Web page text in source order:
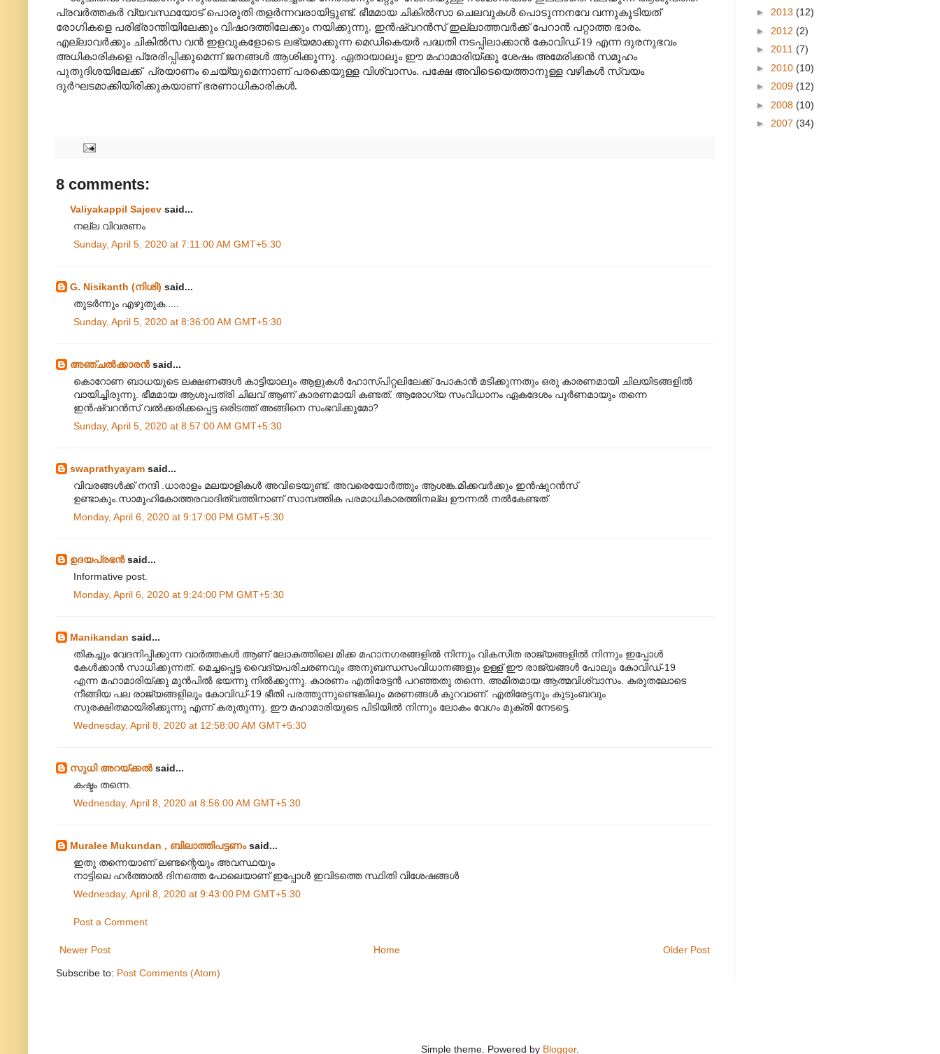
പ്രവർത്തകർ വ്യവസ്ഥയോട് പൊരുതി തളർന്നവരായിട്ടുണ്ട്. ഭീമമായ ചികിൽസാ ചെലവുകൾ പൊടുന്നനവേ വന്നുകൂടിയത്
രോഗികളെ പരിഭ്രാന്തിയിലേക്കും വിഷാദത്തിലേക്കും നയിക്കുന്നു. ഇൻഷ്വറൻസ് ഇല്ലാത്തവർക്ക് പേറാൻ പറ്റാത്ത ഭാരം.
എല്ലാവർക്കും ചികിൽസ വൻ ഇളവുകളോടെ ലഭ്യമാക്കുന്ന മെഡികെയർ പദ്ധതി നടപ്പിലാക്കാൻ കോവിഡ്-19 എന്ന ദുരനുഭവം
അധികാരികളെ പ്രേരിപ്പിക്കുമെന്ന് ജനങ്ങൾ ആശിക്കുന്നു. ഏതായാലും ഈ മഹാമാരിയ്ക്കു ശേഷം അമേരിക്കൻ സമൂഹം
പുതുദിശയിലേക്ക് പ്രയാണം ചെയ്യുമെന്നാണ് പരക്കെയുള്ള വിശ്വാസം. പക്ഷേ അവിടെയെത്താനുള്ള വഴികൾ സ്വയം
ദുർഘടമാക്കിയിരിക്കുകയാണ് ഭരണാധികാരികൾ.
8 comments:
Valiyakappil Sajeev said...
നല്ല വിവരണം
Sunday, April 5, 2020 at 7:11:00 AM GMT+5:30
G. Nisikanth (നിശി) said...
തുടർന്നും എഴുതുക.....
Sunday, April 5, 2020 at 8:36:00 AM GMT+5:30
അഞ്ചല്‍ക്കാരന്‍said...
കൊറോണ ബാധയുടെ ലക്ഷണങ്ങൾ കാട്ടിയാലും ആളുകൾ ഹോസ്പിറ്റലിലേക്ക് പോകാൻ മടിക്കുന്നതും ഒരു കാരണമായി ചിലയിടങ്ങളിൽ
വായിച്ചിരുന്നു. ഭീമമായ ആശുപത്രി ചിലവ് ആണ് കാരണമായി കണ്ടത്. ആരോഗ്യ സംവിധാനം ഏകദേശം പൂർണമായും തന്നെ
ഇൻഷ്വറൻസ് വൽക്കരിക്കപ്പെട്ട ഒരിടത്ത് അങ്ങിനെ സംഭവിക്കുമോ?
Sunday, April 5, 2020 at 8:57:00 AM GMT+5:30
swaprathyayam said...
വിവരങ്ങൾക്ക് നന്ദി .ധാരാളം മലയാളികൾ അവിടെയുണ്ട്. അവരെയോർത്തും ആശങ്ക.മിക്കവർക്കും ഇൻഷുറൻസ്
ഉണ്ടാകും.സാമൂഹികോത്തരവാദിത്വത്തിനാണ് സാമ്പത്തിക പരമാധികാരത്തിനല്ല ഊന്നൽ നൽകേണ്ടത്
Monday, April 6, 2020 at 9:17:00 PM GMT+5:30
ഉദയപ്രഭന്‍said...
Informative post.
Monday, April 6, 2020 at 9:24:00 PM GMT+5:30
Manikandan said...
തികച്ചും വേദനിപ്പിക്കുന്ന വാർത്തകൾ ആണ് ലോകത്തിലെ മിക്ക മഹാനഗരങ്ങളിൽ നിന്നും വികസിത രാജ്യങ്ങളിൽ നിന്നും ഇപ്പോൾ
കേൾക്കാൻ സാധിക്കുന്നത്. മെച്ചപ്പെട്ട വൈദ്യപരിചരണവും അനുബന്ധസംവിധാനങ്ങളും ഉള്ള് ഈ രാജ്യങ്ങൾ പോലും കോവിഡ്-19
എന്ന മഹാമാരിയ്ക്കു മുൻപിൽ ഭയന്നു നിൽക്കുന്നു. കാരണം എതിരേട്ടൻ പറഞ്ഞതു തന്നെ. അമിതമായ ആത്മവിശ്വാസം. കരുതലോടെ
നീങ്ങിയ പല രാജ്യങ്ങളിലും കോവിഡ്-19 ഭീതി പരത്തുന്നുണ്ടെങ്കിലും മരണങ്ങൾ കുറവാണ്. എതിരേട്ടനും കുടുംബവും
സുരക്ഷിതമായിരിക്കുന്നു എന്ന് കരുതുന്നു. ഈ മഹാമാരിയുടെ പിടിയിൽ നിന്നും ലോകം വേഗം മുക്തി നേടട്ടെ.
Wednesday, April 8, 2020 at 12:58:00 AM GMT+5:30
സുധി അറയ്ക്കൽsaid...
കഷ്ടം തന്നെ.
Wednesday, April 8, 2020 at 8:56:00 AM GMT+5:30
Muralee Mukundan , ബിലാത്തിപട്ടണംsaid...
ഇതു തന്നെയാണ് ലണ്ടന്റെയും അവസ്ഥയും
നാട്ടിലെ ഹർത്താൽ ദിനത്തെ പോലെയാണ് ഇപ്പോൾ ഇവിടത്തെ സ്ഥിതി വിശേഷങ്ങൾ
Wednesday, April 8, 2020 at 9:43:00 PM GMT+5:30
Post a Comment
Newer Post Older Post
Home
Subscribe to: Post Comments (Atom)
► 2013 (12)
► 2012 (2)
► 2011 (7)
► 2010 (10)
► 2009 (12)
► 2008 (10)
► 2007 (34)
Simple theme. Powered by Blogger.